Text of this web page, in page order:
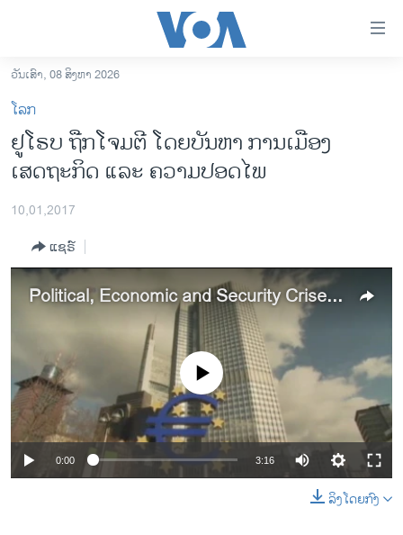
ເຂົ້າ
ຫາ
ຂ້າມ
ຂ້າມ
ຫາ
ລາວ
ອາເມຣິກາ
ຂ່າວ​ຈີນ
ໂລກ
ເອເຊຍ
ອິດສະຫຼະພາບດ້ານການຂ່າວ
ຊີວິດຊາວລາວ
ຊຸມຊົນຊາວລາວ
ວິທະຍາສາດ-ເທັກໂນໂລຈີ
ທຸລະກິດ
ພາສາອັງກິດ
ວັນເສົາ, 08 ສິງຫາ 2026
ໂລກ
ຢູໂຣບ ຖືກໂຈມຕີ ໂດຍບັນຫາ ການເມືອງ
ເສດຖະກິດ ແລະ ຄວາມປອດໄພ
10,01,2017
ແຊຣ໌
Political, Economic and Security Crises Buffet EU in New Year
No media source currently available
0:00 3:16
ລິງໂດຍກົງ